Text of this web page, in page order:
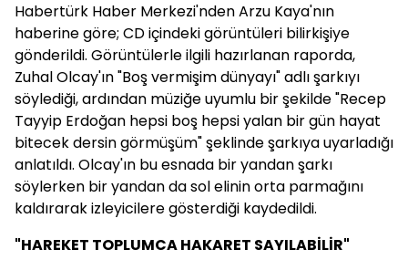
Habertürk Haber Merkezi'nden Arzu Kaya'nın
haberine göre; CD içindeki görüntüleri bilirkişiye
gönderildi. Görüntülerle ilgili hazırlanan raporda,
Zuhal Olcay'ın "Boş vermişim dünyayı" adlı şarkıyı
söylediği, ardından müziğe uyumlu bir şekilde "Recep
Tayyip Erdoğan hepsi boş hepsi yalan bir gün hayat
bitecek dersin görmüşüm" şeklinde şarkıya uyarladığı
anlatıldı. Olcay'ın bu esnada bir yandan şarkı
söylerken bir yandan da sol elinin orta parmağını
kaldırarak izleyicilere gösterdiği kaydedildi.
"HAREKET TOPLUMCA HAKARET SAYILABİLİR"